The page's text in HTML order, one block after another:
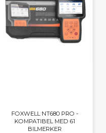
FOXWELL NT680 PRO -
KOMPATIBEL MED 61
BILMERKER